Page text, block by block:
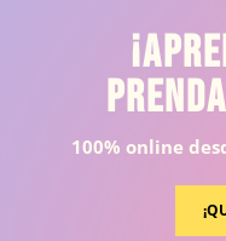
100% online